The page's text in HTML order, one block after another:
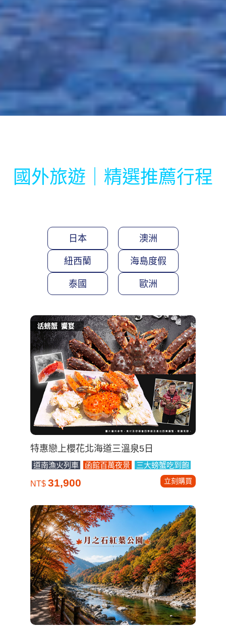
國外旅遊｜精選推薦行程
日本 澳洲
紐西蘭 海島度假
泰國 歐洲
特惠戀上櫻花北海道三溫泉5日
道南漁火列車 函館百萬夜景 三大螃蟹吃到飽
NT$ 31,900 立刻購買